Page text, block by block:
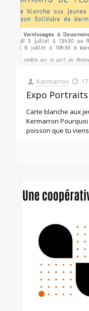
Kermarron
Expo Portraits
Carte blanche aux
Kermarron Pourquoi
poisson que tu